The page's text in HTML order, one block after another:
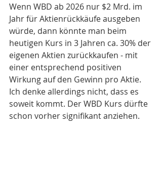
Wenn WBD ab 2026 nur $2 Mrd. im
Jahr für Aktienrückkäufe ausgeben
würde, dann könnte man beim
heutigen Kurs in 3 Jahren ca. 30% der
eigenen Aktien zurückkaufen - mit
einer entsprechend positiven
Wirkung auf den Gewinn pro Aktie.
Ich denke allerdings nicht, dass es
soweit kommt. Der WBD Kurs dürfte
schon vorher signifikant anziehen.